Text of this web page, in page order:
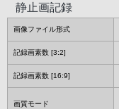
静止画記録
画像ファイル形式
記録画素数 [3:2]
記録画素数 [16:9]
画質モード